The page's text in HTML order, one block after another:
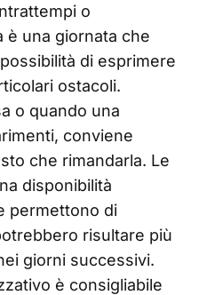
o
è una giornata che
di esprimere
ostacoli.
o quando una
conviene
che rimandarla. Le
disponibilità
permettono di
risultare più
giorni successivi.
è consigliabile